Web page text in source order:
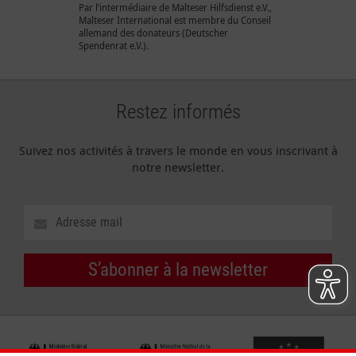
Par l’intermédiaire de Malteser Hilfsdienst e.V.,
Malteser International est membre du Conseil
allemand des donateurs (Deutscher
Spendenrat e.V.).
Restez informés
Suivez nos activités à travers le monde en vous inscrivant à
notre newsletter.
S’abonner à la newsletter